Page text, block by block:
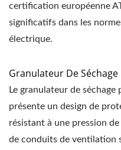
certification européenne
significatifs dans les
électrique.
Granulateur De Séchage
Le granulateur de
présente un design de
résistant à une pression
de conduits de ventilation